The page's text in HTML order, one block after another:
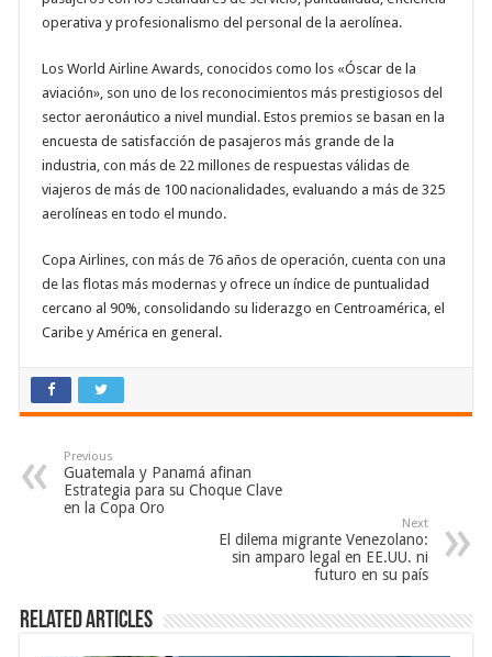
operativa y profesionalismo del personal de la aerolínea.
Los World Airline Awards, conocidos como los «Óscar de la
aviación», son uno de los reconocimientos más prestigiosos del
sector aeronáutico a nivel mundial. Estos premios se basan en la
encuesta de satisfacción de pasajeros más grande de la
industria, con más de 22 millones de respuestas válidas de
viajeros de más de 100 nacionalidades, evaluando a más de 325
aerolíneas en todo el mundo.
Copa Airlines, con más de 76 años de operación, cuenta con una
de las flotas más modernas y ofrece un índice de puntualidad
cercano al 90%, consolidando su liderazgo en Centroamérica, el
Caribe y América en general.
Previous
Guatemala y Panamá afinan
Estrategia para su Choque Clave
en la Copa Oro
Next
El dilema migrante Venezolano:
sin amparo legal en EE.UU. ni
futuro en su país
Related Articles